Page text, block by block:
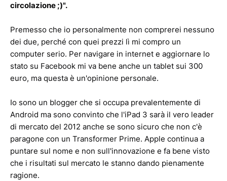
circolazione ;)".
Premesso che io personalmente non comprerei nessuno
dei due, perché con quei prezzi lì mi compro un
computer serio. Per navigare in internet e aggiornare lo
stato su Facebook mi va bene anche un tablet sui 300
euro, ma questa è un'opinione personale.
Io sono un blogger che si occupa prevalentemente di
Android ma sono convinto che l'iPad 3 sarà il vero leader
di mercato del 2012 anche se sono sicuro che non c'è
paragone con un Transformer Prime. Apple continua a
puntare sul nome e non sull'innovazione e fa bene visto
che i risultati sul mercato le stanno dando pienamente
ragione.